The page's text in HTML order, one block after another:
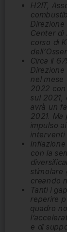
H2IT,
Direzione
Center di
corso di
Circa il
nel mese
2022
sul 2021,
avrà un
2021.
impulso
interventi
con la
stimolare
creando
Tanti i
reperire
quadro
e di